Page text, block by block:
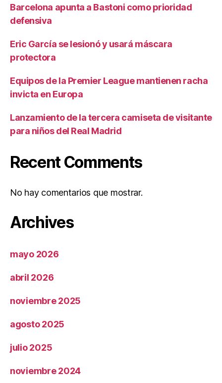
Barcelona apunta a Bastoni como prioridad
defensiva
Eric García se lesionó y usará máscara
protectora
Equipos de la Premier League mantienen racha
invicta en Europa
Lanzamiento de la tercera camiseta de visitante
para niños del Real Madrid
Recent Comments
No hay comentarios que mostrar.
Archives
mayo 2026
abril 2026
noviembre 2025
agosto 2025
julio 2025
noviembre 2024